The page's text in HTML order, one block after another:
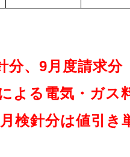
、9月度請求
よる電気・ガス
検針分は値引